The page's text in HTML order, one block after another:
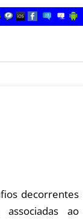
decorrentes
ao